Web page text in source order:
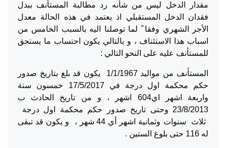
مقدار الدخل ليس من شأنه رد مطالبة المستأنف ببدل
فقدان الدخل المستقبلي اذ يعتمد في هذه الحالة معدل
الأجر الشهري وفقا ً لما توصلنا اليه بالسبب الخامس من
اسباب هذا الاستئناف ، و بالتالي يكون احتساب ما يستحق
للمستأنف عليه على النحو التالي :
المستأنف من مواليد 1/1/1967 يكون قد بلغ بتاريخ صدور
حكم محكمة اول درجة في 17/5/2017 خمسون سنة
واربعة اشهر اي604 اشهر ، و من تاريخ الحادث ب
23/8/2013 وحتى تاريخ صدور حكم محكمة اول درجة
ثلاث سنوات وثمانية اشهر أي 44 شهر ، و يكون قد تبقى
له 116 حتى بلوغ الستين .